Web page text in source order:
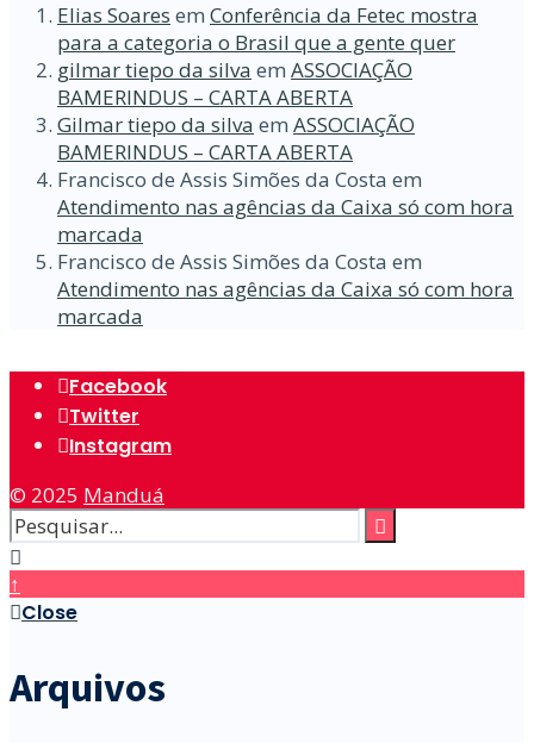
Elias Soares em Conferência da Fetec mostra
para a categoria o Brasil que a gente quer
gilmar tiepo da silva em ASSOCIAÇÃO
BAMERINDUS – CARTA ABERTA
Gilmar tiepo da silva em ASSOCIAÇÃO
BAMERINDUS – CARTA ABERTA
Francisco de Assis Simões da Costa em
Atendimento nas agências da Caixa só com hora
marcada
Francisco de Assis Simões da Costa em
Atendimento nas agências da Caixa só com hora
marcada
Facebook
Twitter
Instagram
© 2025 Manduá
↑
Close
Arquivos